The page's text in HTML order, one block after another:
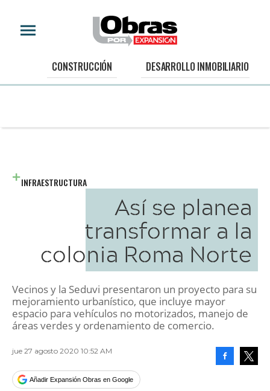
CONSTRUCCIÓN DESARROLLO INMOBILIARIO
INFRAESTRUCTURA
Así se planea
transformar a la
colonia Roma Norte
Vecinos y la Seduvi presentaron un proyecto para su
mejoramiento urbanístico, que incluye mayor
espacio para vehículos no motorizados, manejo de
áreas verdes y ordenamiento de comercio.
jue 27 agosto 2020 10:52 AM
Añadir Expansión Obras en Google